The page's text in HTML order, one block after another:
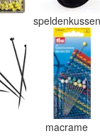
macrame